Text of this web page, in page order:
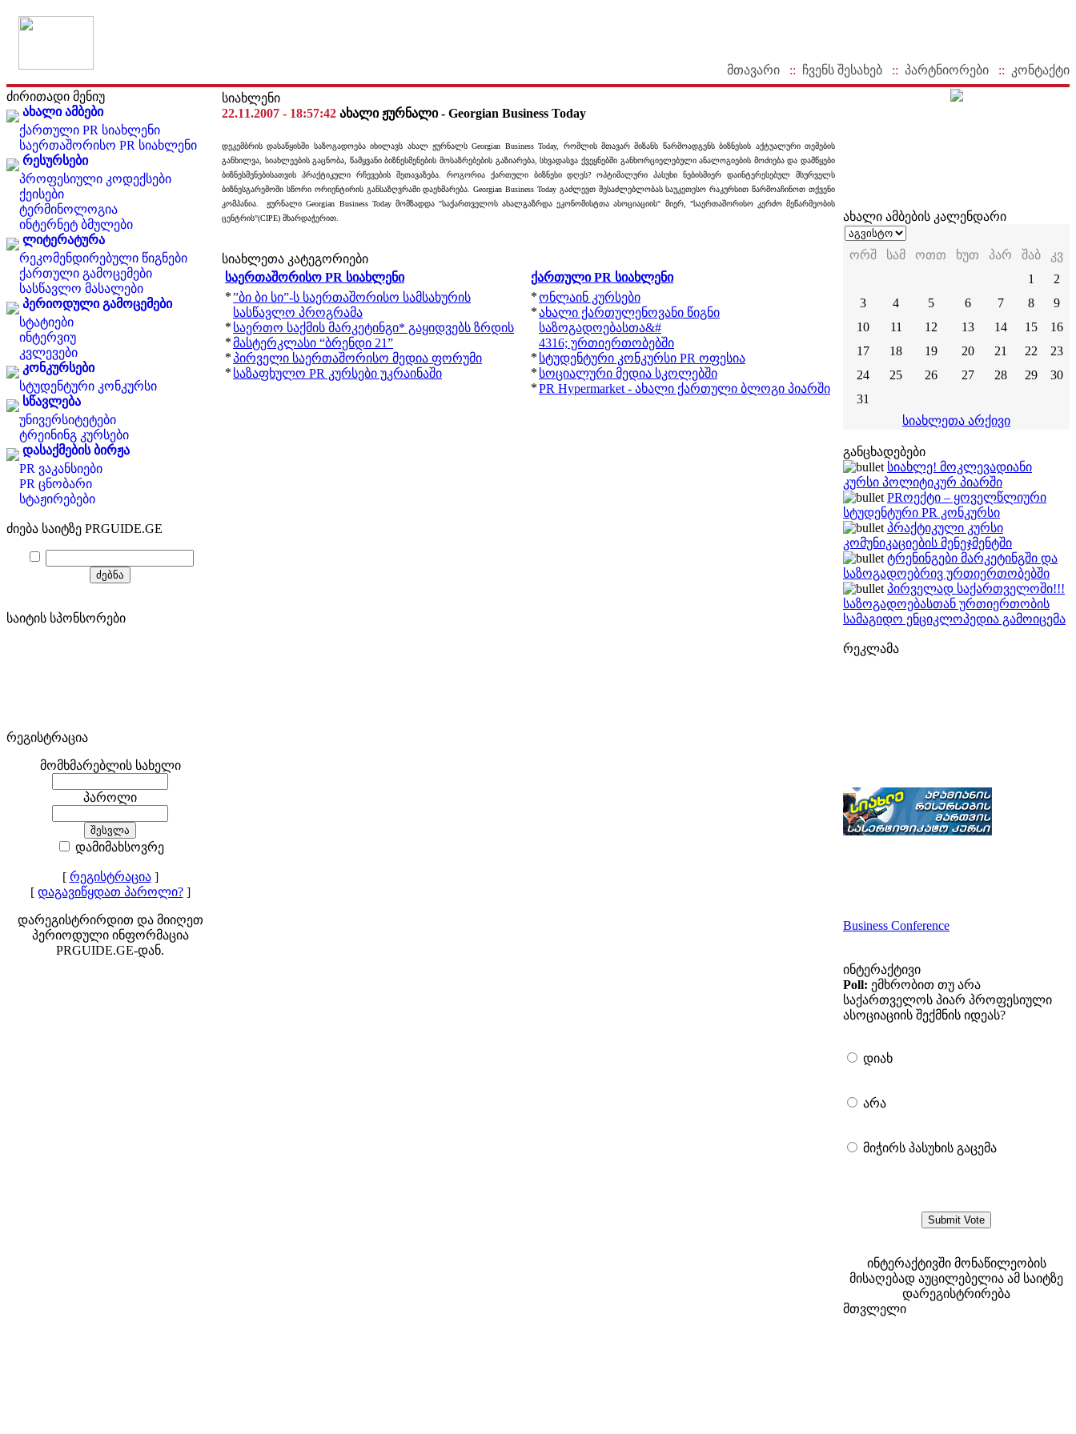
მთავარი :: ჩვენს შესახებ :: პარტნიორები :: კონტაქტი
ძირითადი მენიუ
ახალი ამბები
ქართული PR სიახლენი
საერთაშორისო PR სიახლენი
რესურსები
პროფესიული კოდექსები
ქეისები
ტერმინოლოგია
ინტერნეტ ბმულები
ლიტერატურა
რეკომენდირებული წიგნები
ქართული გამოცემები
სასწავლო მასალები
პერიოდული გამოცემები
სტატიები
ინტერვიუ
კვლევები
კონკურსები
სტუდენტური კონკურსი
სწავლება
უნივერსიტეტები
ტრეინინგ კურსები
დასაქმების ბირჟა
PR ვაკანსიები
PR ცნობარი
სტაჟირებები
ძიება საიტზე PRGUIDE.GE
საიტის სპონსორები
რეგისტრაცია
მომხმარებლის სახელი
პაროლი
დამიმახსოვრე
[ რეგისტრაცია]
[ დაგავიწყდათ პაროლი?]
დარეგისტრირდით და მიიღეთ
პერიოდული ინფორმაცია
PRGUIDE.GE-დან.
სიახლენი
22.11.2007 - 18:57:42 ახალი ჟურნალი - Georgian Business Today
დეკემბრის დასაწყისში საზოგადოება იხილავს ახალ ჟურნალს Georgian Business Today, რომლის მთავარ მიზანს წარმოადგენს ბიზნესის აქტუალური თემების
განხილვა, სიახლეების გაცნობა, წამყვანი ბიზნესმენების მოსაზრებების გაზიარება, სხვადასვა ქვეყნებში განხორციელებული ანალოგიების მოძიება და დამწყები
ბიზნესმენებისათვის პრაქტიკული რჩევების შეთავაზება. როგორია ქართული ბიზნესი დღეს? ოპტიმალური პასუხი ნებისმიერ დაინტერესებულ მსურველს
ბიზნესგარემოში სწორი ორიენტირის განსაზღვრაში დაეხმარება. Georgian Business Today გაძლევთ შესაძლებლობას საუკეთესო რაკურსით წარმოაჩინოთ თქვენი
კომპანია.ჟურნალი Georgian Business Today მომზადდა "საქართველოს ახალგაზრდა ეკონომისტთა ასოციაციის" მიერ, "საერთაშორისო კერძო მეწარმეობის
ცენტრის"(CIPE) მხარდაჭერით.
სიახლეთა კატეგორიები
საერთაშორისო PR სიახლენი
*”ბი ბი სი”-ს საერთაშორისო სამსახურის
სასწავლო პროგრამა
* საერთო საქმის მარკეტინგი* გაყიდვებს ზრდის
*მასტერკლასი “ბრენდი 21”
*პირველი საერთაშორისო მედია ფორუმი
* საზაფხულო PR კურსები უკრაინაში
ქართული PR სიახლენი
*ონლაინ კურსები
*ახალი ქართულენოვანი წიგნი
საზოგადოებასთა&#
4316; ურთიერთობებში
* სტუდენტური კონკურსი PR ოფესია
* სოციალური მედია სკოლებში
*PR Hypermarket - ახალი ქართული ბლოგი პიარში
ახალი ამბების კალენდარი
ორშ სამ ოთთ ხუთ პარ შაბ
კვ
1
2
3
4 5 6 7 8
9
10
11 12 13 14 15
16
17
18 19 20 21 22
23
24
25 26 27 28 29
30
31
სიახლეთა არქივი
განცხადებები
სიახლე! მოკლევადიანი
კურსი პოლიტიკურ პიარში
PRოექტი – ყოველწლიური
სტუდენტური PR კონკურსი
პრაქტიკული კურსი
კომუნიკაციების მენეჯმენტში
ტრენინგები მარკეტინგში და
საზოგადოებრივ ურთიერთობებში
პირველად საქართველოში!!!
საზოგადოებასთან ურთიერთობის
სამაგიდო ენციკლოპედია გამოიცემა
რეკლამა
Business Conference
ინტერაქტივი
Poll: ემხრობით თუ არა
საქართველოს პიარ პროფესიული
ასოციაციის შექმნის იდეას?
დიახ
არა
მიჭირს პასუხის გაცემა
ინტერაქტივში მონაწილეობის
მისაღებად აუცილებელია ამ საიტზე
დარეგისტრირება
მთვლელი